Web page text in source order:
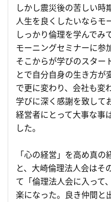
しかし震災後の苦しい時
人生を良くしたいならモ
しっかり倫理を学んでみ
モーニングセミナーに参
そこからが学びのスター
とで自分自身の生き方が
で更に変わり、会社も変
学びに深く感謝を致して
経営者にとって大事な事
した。
「心の経営」を高め真
と、大崎倫理法人会はそ
て「倫理法人会に入って
楽になった。良き仲間と